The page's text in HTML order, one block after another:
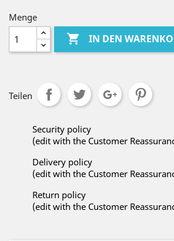
Menge
 IN DEN
Teilen
Security policy
(edit with the Customer
Delivery policy
(edit with the Customer
Return policy
(edit with the Customer